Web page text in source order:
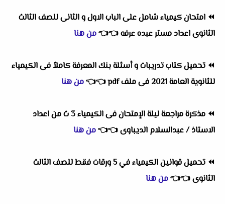
⏪ امتحان كيمياء شامل على الباب الاول و الثانى للصف الثالث
الثانوى اعداد مستر عبده عرفه👈
👈من هنا
⏪ تحميل كتاب تدريبات و أسئلة بنك المعرفة كاملاً فى الكيمياء
للثانوية العامة 2021 فى ملف pdf
👈
👈من هنا
⏪
مذكرة مراجعة ليلة الإمتحان فى الكيمياء 3 ث من اعداد
الاستاذ / عبدالسلام الديباوى👈
👈من هنا
⏪
تحميل قوانين الكيمياء في 5 ورقات فقط للصف الثالث
الثانوى👈
👈من هنا